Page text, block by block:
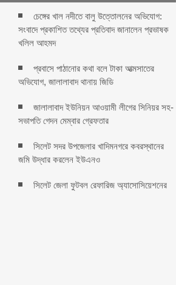
চেঙ্গের খাল নদীতে বালু উত্তোলনের অভিযোগ:
সংবাদে প্রকাশিত তথ্যের প্রতিবাদ জানালেন প্রভাষক
খলিল আহমদ
প্রবাসে পাঠানোর কথা বলে টাকা আত্মসাতের
অভিযোগ, জালালাবাদ থানায় জিডি ‎
জালালাবাদ ইউনিয়ন আওয়ামী লীগের সিনিয়র সহ-
সভাপতি গেদন মেম্বার গ্রেফতার
সিলেট সদর উপজেলার খাদিমনগরে কবরস্থানের
জমি উদ্ধার করলেন ইউএনও
সিলেট জেলা ফুটবল রেফারিজ অ্যাসোসিয়েশনের